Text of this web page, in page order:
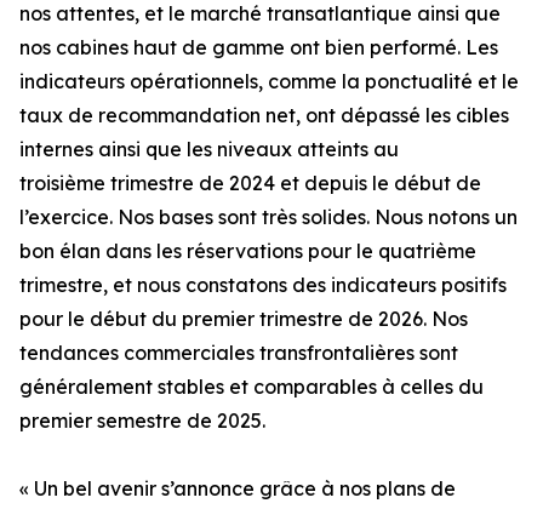
nos attentes, et le marché transatlantique ainsi que
nos cabines haut de gamme ont bien performé. Les
indicateurs opérationnels, comme la ponctualité et le
taux de recommandation net, ont dépassé les cibles
internes ainsi que les niveaux atteints au
troisième trimestre de 2024 et depuis le début de
l’exercice. Nos bases sont très solides. Nous notons un
bon élan dans les réservations pour le quatrième
trimestre, et nous constatons des indicateurs positifs
pour le début du premier trimestre de 2026. Nos
tendances commerciales transfrontalières sont
généralement stables et comparables à celles du
premier semestre de 2025.
« Un bel avenir s’annonce grâce à nos plans de